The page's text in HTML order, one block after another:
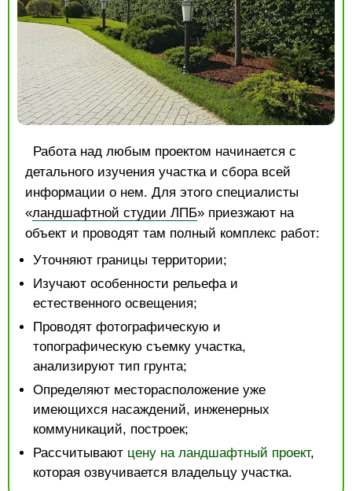
Работа над любым проектом начинается с
детального изучения участка и сбора всей
информации о нем. Для этого специалисты
«ландшафтной студии ЛПБ» приезжают на
объект и проводят там полный комплекс работ:
Уточняют границы территории;
Изучают особенности рельефа и
естественного освещения;
Проводят фотографическую и
топографическую съемку участка,
анализируют тип грунта;
Определяют месторасположение уже
имеющихся насаждений, инженерных
коммуникаций, построек;
Рассчитывают цену на ландшафтный проект,
которая озвучивается владельцу участка.